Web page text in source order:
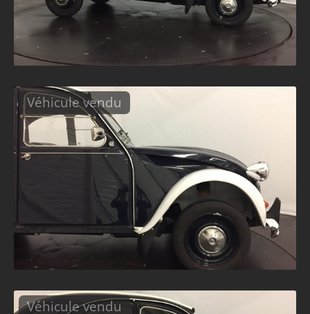
Véhicule vendu
Véhicule vendu